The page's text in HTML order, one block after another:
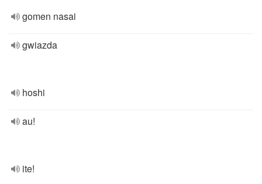
gomen nasai
gwiazda
hoshi
au!
ite!